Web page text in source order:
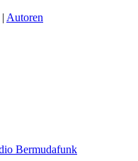
| Autoren